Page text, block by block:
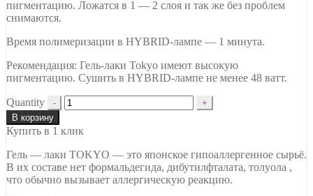
пигментацию. Ложатся в 1 — 2 слоя и так же без проблем
снимаются.
Время полимеризации в HYBRID-лампе — 1 минута.
Рекомендация: Гель-лаки Tokyo имеют высокую
пигментацию. Сушить в HYBRID-лампе не менее 48 ватт.
Quantity
В корзину
Купить в 1 клик
Гель — лаки TOKYO — это японское гипоаллергенное сырьё.
В их составе нет формальдегида, дибутилфталата, толуола ,
что обычно вызывает аллергическую реакцию.